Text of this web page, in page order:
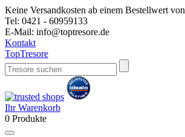
Keine Versandkosten ab einem Bestellwert
Tel: 0421 - 60959133
E-Mail: info@toptresore.de
Kontakt
TopTresore
Ihr Warenkorb
0 Produkte